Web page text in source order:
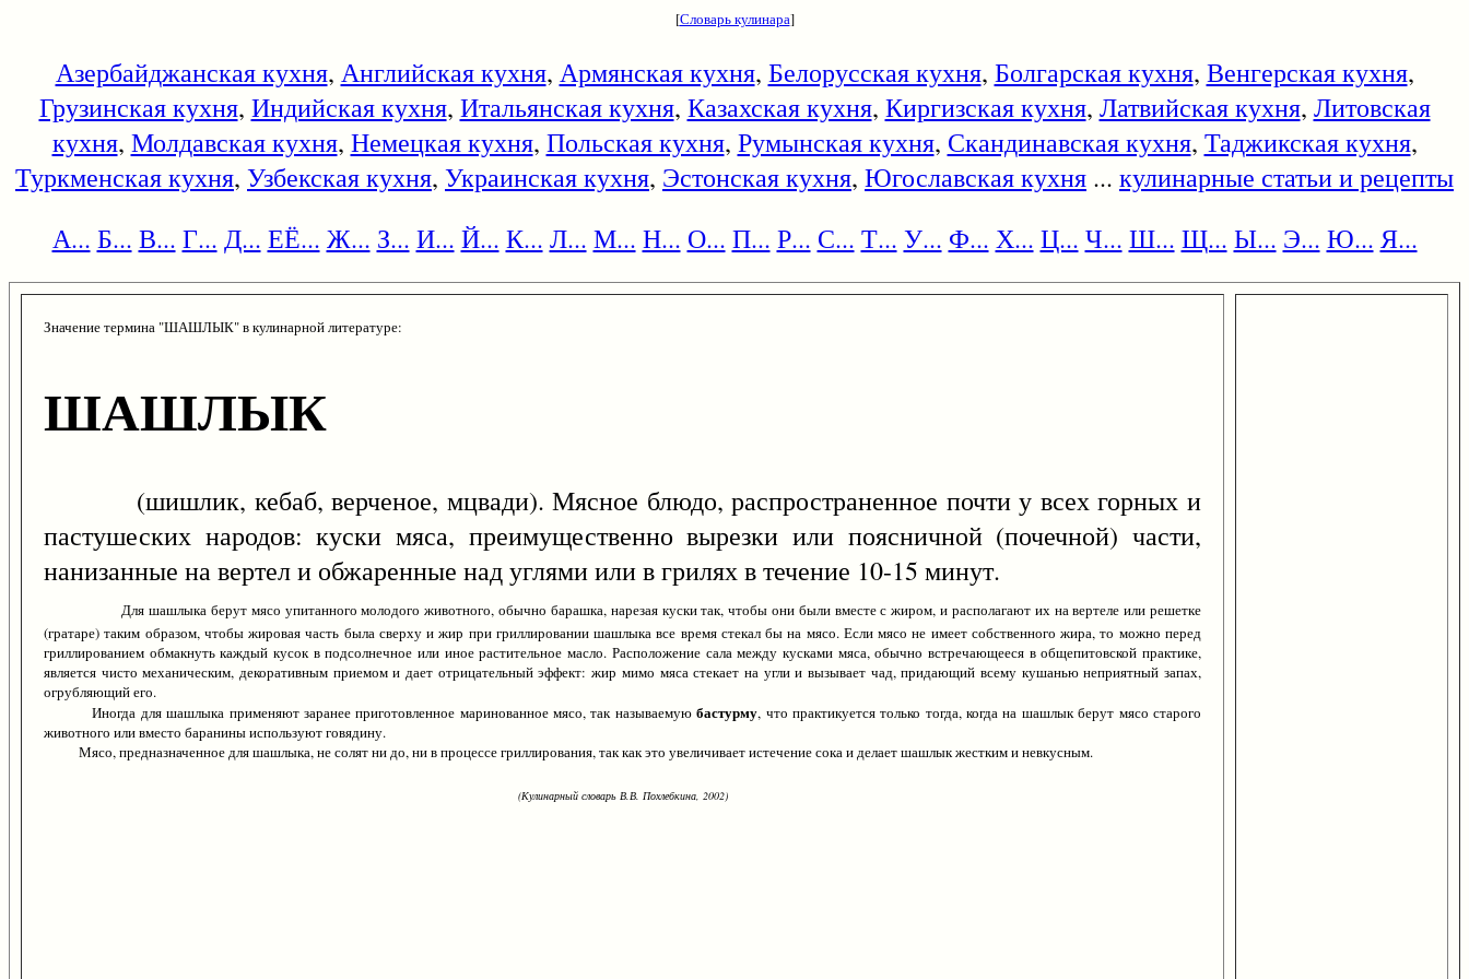
[Словарь кулинара]
Азербайджанская кухня, Английская кухня, Армянская кухня, Белорусская кухня, Болгарская кухня, Венгерская кухня,
Грузинская кухня, Индийская кухня, Итальянская кухня, Казахская кухня, Киргизская кухня, Латвийская кухня, Литовская
кухня, Молдавская кухня, Немецкая кухня, Польская кухня, Румынская кухня, Скандинавская кухня, Таджикская кухня,
Туркменская кухня, Узбекская кухня, Украинская кухня, Эстонская кухня, Югославская кухня ... кулинарные статьи и рецепты
А... Б... В... Г... Д... ЕЁ... Ж... З... И... Й... К... Л... М... Н... О... П... Р... С... Т... У... Ф... Х... Ц... Ч... Ш... Щ... Ы... Э... Ю... Я...
Значение термина "ШАШЛЫК" в кулинарной литературе:
ШАШЛЫК
(шишлик, кебаб, верченое, мцвади). Мясное блюдо, распространенное почти у всех горных и
пастушеских народов: куски мяса, преимущественно вырезки или поясничной (почечной) части,
нанизанные на вертел и обжаренные над углями или в грилях в течение 10-15 минут.
Для шашлыка берут мясо упитанного молодого животного, обычно барашка, нарезая куски так, чтобы они были вместе с жиром, и располагают их на вертеле или решетке
(гратаре) таким образом, чтобы жировая часть была сверху и жир при гриллировании шашлыка все время стекал бы на мясо. Если мясо не имеет собственного жира, то можно перед
гриллированием обмакнуть каждый кусок в подсолнечное или иное растительное масло. Расположение сала между кусками мяса, обычно встречающееся в общепитовской практике,
является чисто механическим, декоративным приемом и дает отрицательный эффект: жир мимо мяса стекает на угли и вызывает чад, придающий всему кушанью неприятный запах,
огрубляющий его.
Иногда для шашлыка применяют заранее приготовленное маринованное мясо, так называемуюбастурму, что практикуется только тогда, когда на шашлык берут мясо старого
животного или вместо баранины используют говядину.
Мясо, предназначенное для шашлыка, не солят ни до, ни в процессе гриллирования, так как это увеличивает истечение сока и делает шашлык жестким и невкусным.
(Кулинарный словарь В.В. Похлебкина, 2002)